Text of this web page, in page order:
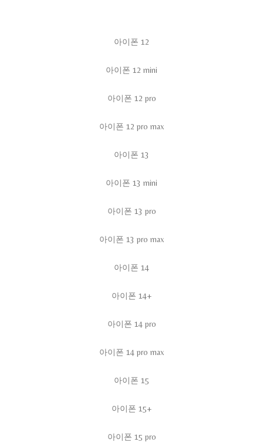
아이폰 12
아이폰 12 mini
아이폰 12 pro
아이폰 12 pro max
아이폰 13
아이폰 13 mini
아이폰 13 pro
아이폰 13 pro max
아이폰 14
아이폰 14+
아이폰 14 pro
아이폰 14 pro max
아이폰 15
아이폰 15+
아이폰 15 pro